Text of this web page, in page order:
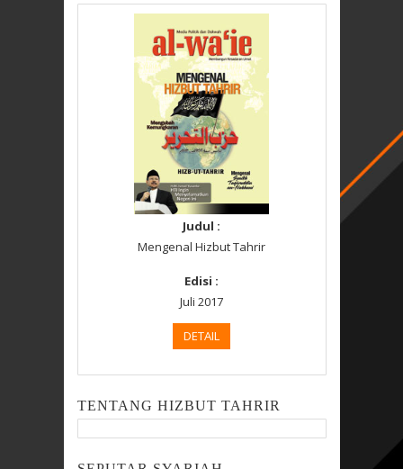
Judul :
Mengenal Hizbut Tahrir
Edisi :
Juli 2017
DETAIL
TENTANG HIZBUT TAHRIR